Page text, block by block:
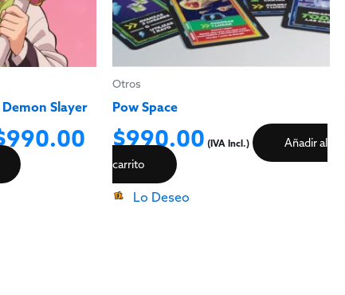
Slayer
990.00
Otros
Pow Space
$990.00 (IVA Incl.)
Añadir al
carrito
Lo Deseo